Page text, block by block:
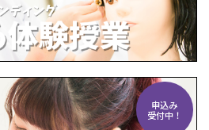
申込み
受付中！